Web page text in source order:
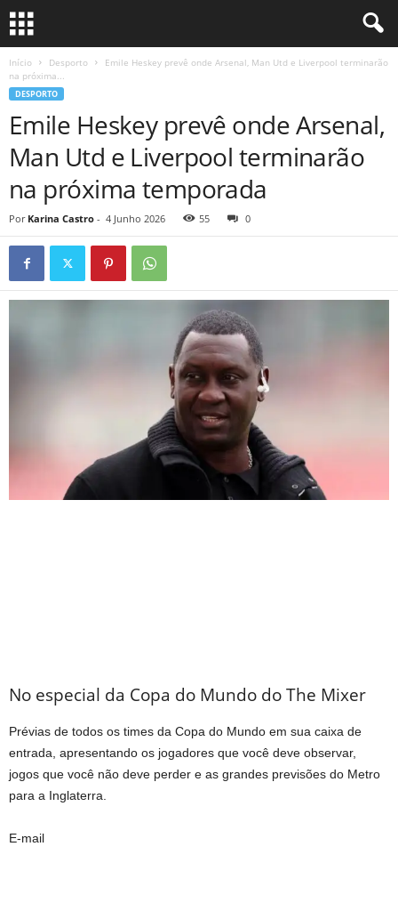
Início Desporto
Emile Heskey prevê onde Arsenal, Man Utd e Liverpool terminarão
na próxima...
DESPORTO
Emile Heskey prevê onde Arsenal,
Man Utd e Liverpool terminarão
na próxima temporada
Por Karina Castro - 4 Junho 2026 55 0
No especial da Copa do Mundo do The Mixer
Prévias de todos os times da Copa do Mundo em sua caixa de
entrada, apresentando os jogadores que você deve observar,
jogos que você não deve perder e as grandes previsões do Metro
para a Inglaterra.
E-mail